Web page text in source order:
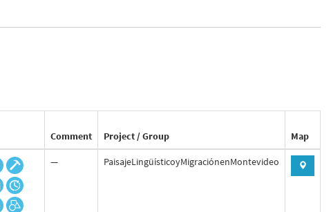
Comment Project / Group Map
— PaisajeLingüísticoyMigraciónenMontevideo